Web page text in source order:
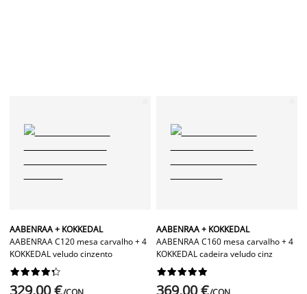
AABENRAA + KOKKEDAL
AABENRAA C120 mesa carvalho + 4
KOKKEDAL veludo cinzento






AABENRAA + KOKKEDAL
AABENRAA C160 mesa carvalho + 4
KOKKEDAL cadeira veludo cinz





